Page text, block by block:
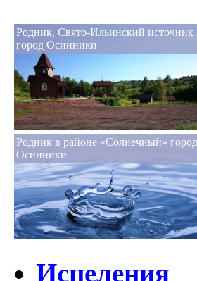
Родник, Свято-Ильинский источник
город Осинники
Родник в районе «Солнечный» город
Осинники
Исцеления